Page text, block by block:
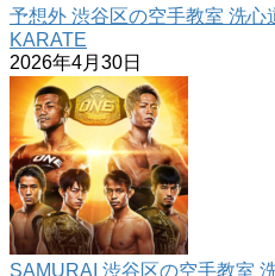
予想外 渋谷区の空手教室 洗
KARATE
2026年4月30日
SAMURAI 渋谷区の空手教室